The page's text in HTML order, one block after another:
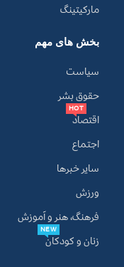
مارکیتینگ
بخش های مهم
سیاست
حقوق بشر
اقتصاد
HOT
اجتماع
سایر خبرها
ورزش
فرهنگ، هنر و آموزش
زنان و کودکان
NEW